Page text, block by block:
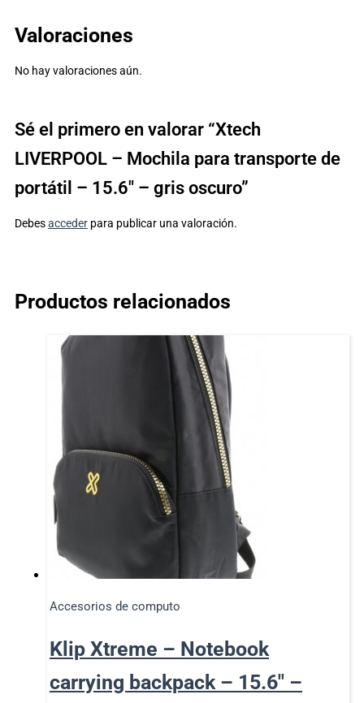
Valoraciones
No hay valoraciones aún.
Sé el primero en valorar “Xtech
LIVERPOOL – Mochila para transporte de
portátil – 15.6″ – gris oscuro”
Debesacceder para publicar una valoración.
Productos relacionados
Accesorios de computo
Klip Xtreme – Notebook
carrying backpack – 15.6″ –